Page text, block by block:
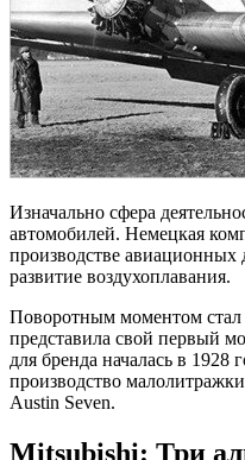
Изначально сфера
автомобилей. Немецкая
производстве авиационных
развитие воздухоплавания.
Поворотным моментом стал
представила свой первый
для бренда началась в 1928
производство
Austin Seven.
Mitsubishi: Три